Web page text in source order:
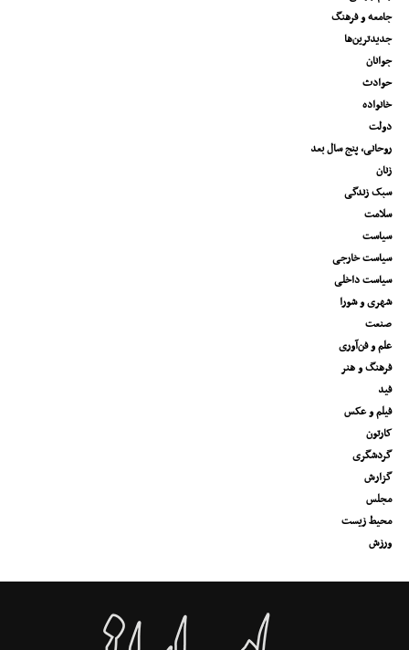
جامعه و فرهنگ
جدیدترین‌ها
جوانان
حوادث
خانواده
دولت
روحانی، پنج سال بعد
زنان
سبک زندگی
سلامت
سیاست
سیاست خارجی
سیاست داخلی
شهری و شورا
صنعت
علم و فن‌آوری
فرهنگ و هنر
فید
فیلم و عکس
کارتون
گردشگری
گزارش
مجلس
محیط زیست
ورزش